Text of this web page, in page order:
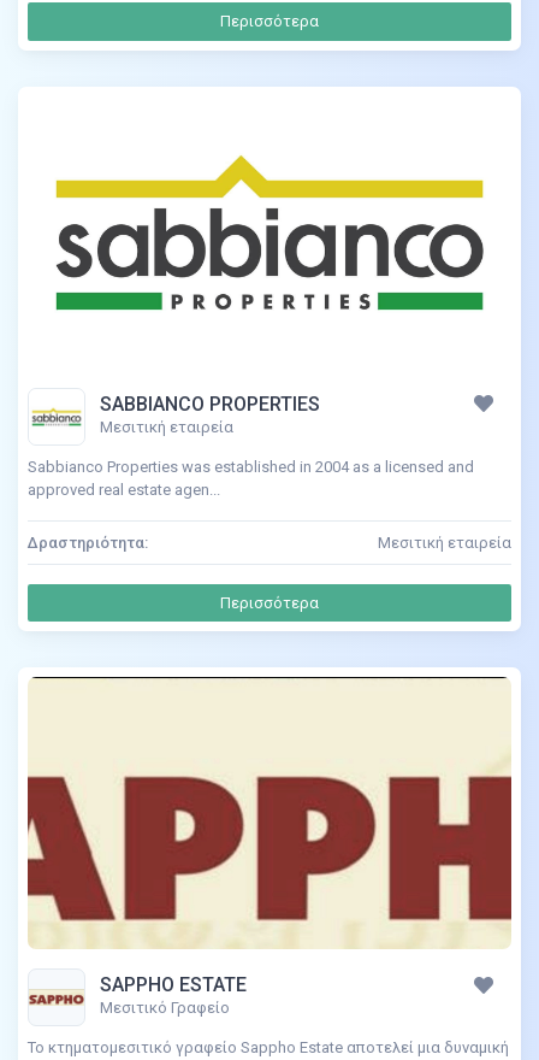
Περισσότερα
SABBIANCO PROPERTIES
Μεσιτική εταιρεία
Sabbianco Properties was established in 2004 as a licensed and
approved real estate agen...
Δραστηριότητα: Μεσιτική εταιρεία
Περισσότερα
SAPPHO ESTATE
Μεσιτικό Γραφείο
Το κτηματομεσιτικό γραφείο Sappho Estate αποτελεί μια δυναμική